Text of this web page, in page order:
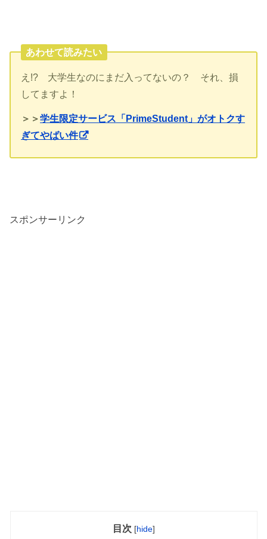
あわせて読みたい
え!? 大学生なのにまだ入ってないの？ それ、損
してますよ！
＞＞学生限定サービス「PrimeStudent」がオトクす
ぎてやばい件
スポンサーリンク
目次 [hide]